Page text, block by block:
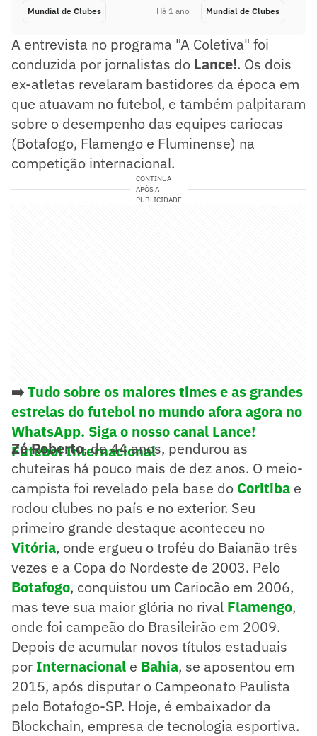
Mundial de Clubes Há 1 ano Mundial de Clubes
A entrevista no programa "A Coletiva" foi
conduzida por jornalistas do Lance!. Os dois
ex-atletas revelaram bastidores da época em
que atuavam no futebol, e também palpitaram
sobre o desempenho das equipes cariocas
(Botafogo, Flamengo e Fluminense) na
competição internacional.
CONTINUA
APÓS A
PUBLICIDADE
➡️Tudo sobre os maiores times e as grandes
estrelas do futebol no mundo afora agora no
WhatsApp. Siga o nosso canal Lance!
Futebol Internacional
Zé Roberto, de 44 anos, pendurou as
chuteiras há pouco mais de dez anos. O meio-
campista foi revelado pela base do Coritiba e
rodou clubes no país e no exterior. Seu
primeiro grande destaque aconteceu no
Vitória, onde ergueu o troféu do Baianão três
vezes e a Copa do Nordeste de 2003. Pelo
Botafogo, conquistou um Cariocão em 2006,
mas teve sua maior glória no rival Flamengo,
onde foi campeão do Brasileirão em 2009.
Depois de acumular novos títulos estaduais
por Internacional e Bahia, se aposentou em
2015, após disputar o Campeonato Paulista
pelo Botafogo-SP. Hoje, é embaixador da
Blockchain, empresa de tecnologia esportiva.